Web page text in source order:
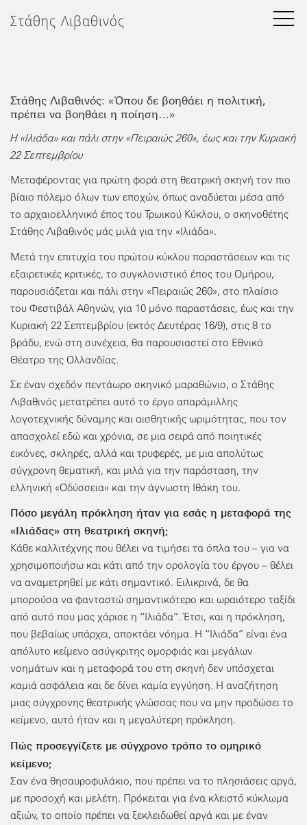
στοΣτάθης Λιβαθινός
Στάθης Λιβαθινός: «Όπου δε βοηθάει η πολιτική,
πρέπει να βοηθάει η ποίηση…»
Η «Ιλιάδα» και πάλι στην «Πειραιώς 260», έως και την Κυριακή
22 Σεπτεμβρίου
Μεταφέροντας για πρώτη φορά στη θεατρική σκηνή τον πιο
βίαιο πόλεμο όλων των εποχών, όπως αναδύεται μέσα από
το αρχαιοελληνικό έπος του Τρωικού Κύκλου, ο σκηνοθέτης
Στάθης Λιβαθινός μάς μιλά για την «Ιλιάδα».
Μετά την επιτυχία του πρώτου κύκλου παραστάσεων και τις
εξαιρετικές κριτικές, το συγκλονιστικό έπος του Ομήρου,
παρουσιάζεται και πάλι στην «Πειραιώς 260», στο πλαίσιο
του Φεστιβάλ Αθηνών, για 10 μόνο παραστάσεις, έως και την
Κυριακή 22 Σεπτεμβρίου (εκτός Δευτέρας 16/9), στις 8 το
βράδυ, ενώ στη συνέχεια, θα παρουσιαστεί στο Εθνικό
Θέατρο της Ολλανδίας.
Σε έναν σχεδόν πεντάωρο σκηνικό μαραθώνιο, ο Στάθης
Λιβαθινός μετατρέπει αυτό το έργο απαράμιλλης
λογοτεχνικής δύναμης και αισθητικής ωριμότητας, που τον
απασχολεί εδώ και χρόνια, σε μια σειρά από ποιητικές
εικόνες, σκληρές, αλλά και τρυφερές, με μια απολύτως
σύγχρονη θεματική, και μιλά για την παράσταση, την
ελληνική «Οδύσσεια» και την άγνωστη Ιθάκη του.
Πόσο μεγάλη πρόκληση ήταν για εσάς η μεταφορά της
«Ιλιάδας» στη θεατρική σκηνή;
Κάθε καλλιτέχνης που θέλει να τιμήσει τα όπλα του – για να
χρησιμοποιήσω και κάτι από την ορολογία του έργου – θέλει
να αναμετρηθεί με κάτι σημαντικό. Ειλικρινά, δε θα
μπορούσα να φανταστώ σημαντικότερο και ωραιότερο ταξίδι
από αυτό που μας χάρισε η “Ιλιάδα”. Έτσι, και η πρόκληση,
που βεβαίως υπάρχει, αποκτάει νόημα. Η “Ιλιάδα” είναι ένα
απόλυτο κείμενο ασύγκριτης ομορφιάς και μεγάλων
νοημάτων και η μεταφορά του στη σκηνή δεν υπόσχεται
καμιά ασφάλεια και δε δίνει καμία εγγύηση. Η αναζήτηση
μιας σύγχρονης θεατρικής γλώσσας που να μην προδώσει το
κείμενο, αυτό ήταν και η μεγαλύτερη πρόκληση.
Πώς προσεγγίζετε με σύγχρονο τρόπο το ομηρικό
κείμενο;
Σαν ένα θησαυροφυλάκιο, που πρέπει να το πλησιάσεις αργά,
με προσοχή και μελέτη. Πρόκειται για ένα κλειστό κύκλωμα
αξιών, το οποίο πρέπει να ξεκλειδωθεί αργά και με έναν